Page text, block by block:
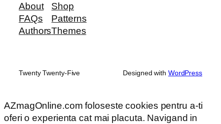
About
FAQs
Authors
Shop
Patterns
Themes
Twenty Twenty-Five Designed with WordPress
AZmagOnline.com foloseste cookies pentru a-ti
oferi o experienta cat mai placuta. Navigand in